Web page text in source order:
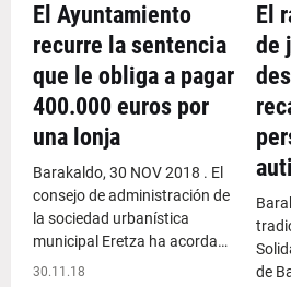
El Ayuntamiento
recurre la sentencia
que le obliga a pagar
400.000 euros por
una lonja
Barakaldo, 30 NOV 2018 . El
consejo de administración de
la sociedad urbanística
municipal Eretza ha acorda…
30.11.18
El
de
de